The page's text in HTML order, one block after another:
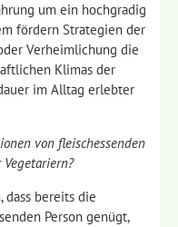
um ein hochgradig
fördern Strategien der
Verheimlichung die
Klimas der
im Alltag erlebter
von fleischessenden
dass bereits die
Person genügt,